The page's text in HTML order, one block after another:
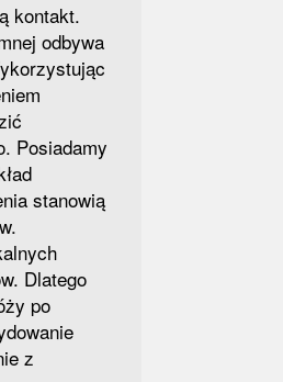
kontakt.
odbywa
Posiadamy
stanowią
Dlatego
po
z